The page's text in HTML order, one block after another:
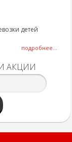
детей
подробнее...
АКЦИИ